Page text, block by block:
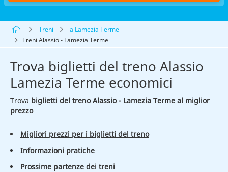
Treni
a Lamezia Terme
Treni Alassio - Lamezia Terme
Trova biglietti del treno Alassio
Lamezia Terme economici
Trova biglietti del treno Alassio - Lamezia Terme al miglior
prezzo
Migliori prezzi per i biglietti del treno
Informazioni pratiche
Prossime partenze dei treni